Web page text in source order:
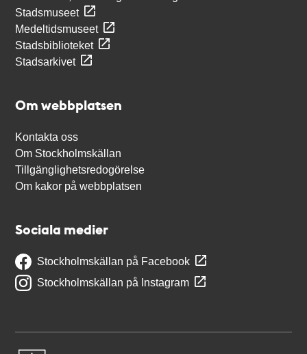
Stadsmuseet
Medeltidsmuseet
Stadsbiblioteket
Stadsarkivet
Om webbplatsen
Kontakta oss
Om Stockholmskällan
Tillgänglighetsredogörelse
Om kakor på webbplatsen
Sociala medier
Stockholmskällan på Facebook
Stockholmskällan på Instagram